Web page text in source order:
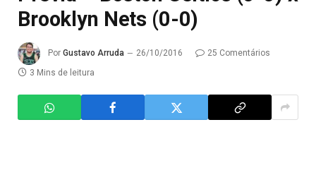
Brooklyn Nets (0-0)
Por Gustavo Arruda 26/10/2016
25 Comentários
3 Mins de leitura